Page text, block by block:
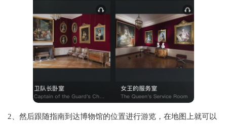
2、然后跟随指南到达博物馆的位置进行游览，在地图上就可以